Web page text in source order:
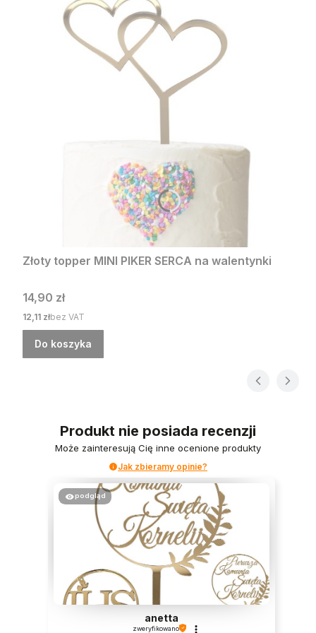
Złoty topper MINI PIKER SERCA na walentynki
Cena
14,90 zł
Cena
12,11 złbez VAT
Do koszyka
Produkt nie posiada recenzji
Może zainteresują Cię inne ocenione produkty
Jak zbieramy opinie?
podgląd
anetta
zweryfikowano